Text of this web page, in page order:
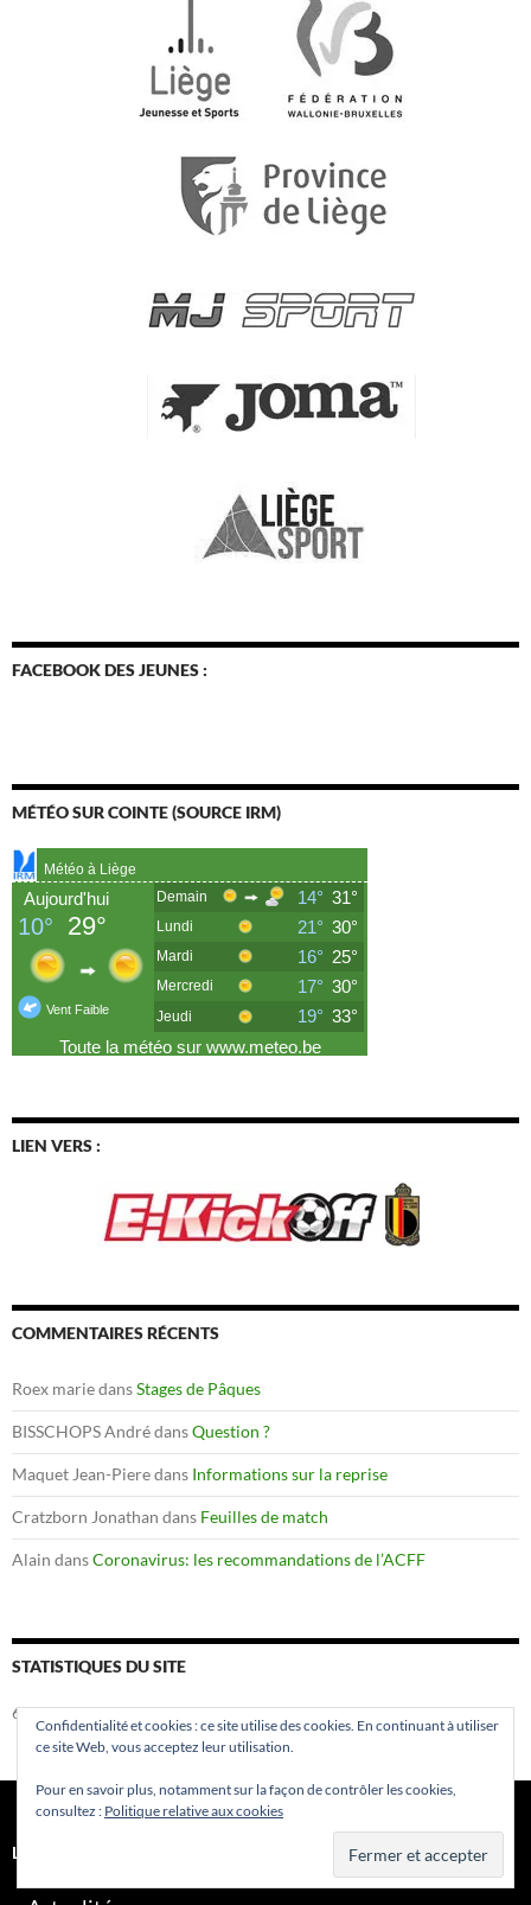
FACEBOOK DES JEUNES :
MÉTÉO SUR COINTE (SOURCE IRM)
LIEN VERS :
COMMENTAIRES RÉCENTS
Roex mariedansStages de Pâques
BISSCHOPS AndrédansQuestion ?
Maquet Jean-Pieredans Informations sur la reprise
Cratzborn Jonathan dans Feuilles de match
Alain dansCoronavirus: les recommandations de l’ACFF
STATISTIQUES DU SITE
630 836 visites
LE CLUB
Confidentialité et cookies : ce site utilise des cookies. En continuant à utiliser
ce site Web, vous acceptez leur utilisation.
Pour en savoir plus, notamment sur la façon de contrôler les cookies,
consultez : Politique relative aux cookies